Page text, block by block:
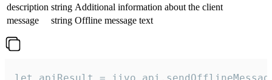
description string Additional information about the client
message
string Offline message text